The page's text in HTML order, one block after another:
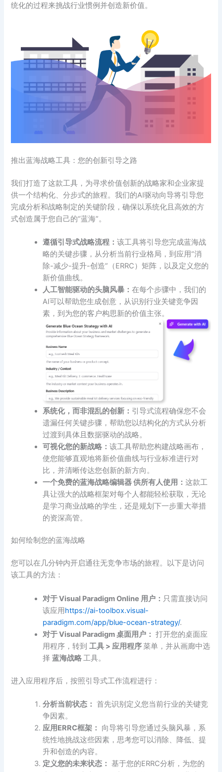
统化的过程来挑战行业惯例并创造新价值。
推出蓝海战略工具：您的创新引导之路
我们打造了这款工具，为寻求价值创新的战略家和企业家提
供一个结构化、分步式的旅程。我们的AI驱动向导将引导您
完成分析和战略制定的关键阶段，确保以系统化且高效的方
式创造属于您自己的“蓝海”。
遵循引导式战略流程：该工具将引导您完成蓝海战
略的关键步骤，从分析当前行业格局，到应用“消
除-减少-提升-创造”（ERRC）矩阵，以及定义您的
新价值曲线。
人工智能驱动的头脑风暴：在每个步骤中，我们的
AI可以帮助您生成创意，从识别行业关键竞争因
素，到为您的客户构思新的价值主张。
系统化，而非混乱的创新： 引导式流程确保您不会
遗漏任何关键步骤，帮助您以结构化的方式从分析
过渡到具体且数据驱动的战略。
可视化您的新战略：该工具帮助您构建战略画布，
使您能够直观地将新价值曲线与行业标准进行对
比，并清晰传达您创新的新方向。
一个免费的蓝海战略编辑器供所有人使用：这款工
具让强大的战略框架对每个人都能轻松获取，无论
是学习商业战略的学生，还是规划下一步重大举措
的资深高管。
如何绘制您的蓝海战略
您可以在几分钟内开启通往无竞争市场的旅程。以下是访问
该工具的方法：
对于 Visual Paradigm Online 用户： 只需直接访问
该应用https://ai-toolbox.visual-
paradigm.com/app/blue-ocean-strategy/.
对于 Visual Paradigm 桌面用户： 打开您的桌面应
用程序，转到工具 > 应用程序菜单，并从画廊中选
择蓝海战略工具。
进入应用程序后，按照引导式工作流程进行：
分析当前状态： 首先识别定义您当前行业的关键竞
争因素。
应用ERRC框架：
向导将引导您通过头脑风暴，系
统性地挑战这些因素，思考您可以消除、降低、提
升和创造的内容。
定义您的未来状态： 基于您的ERRC分析，为您的